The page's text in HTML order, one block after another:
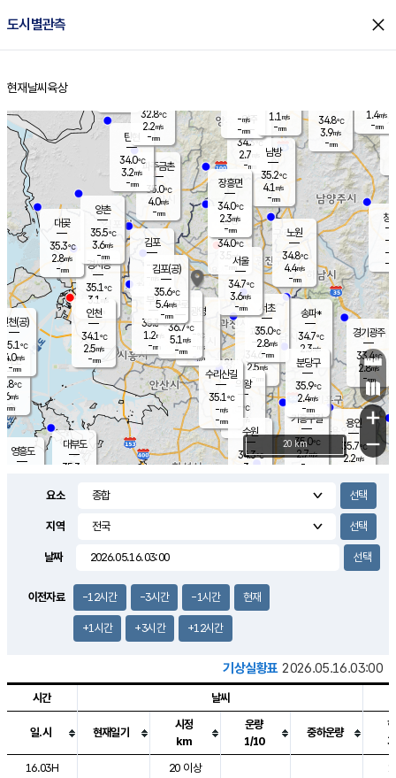
도시별관측 close
홈
현재날씨 육상
의도
℃
m/s
mm
영흥도
양주
34.3℃
2.7
-mm
과천
34.6℃
2.5m/s
- mm
용인
35.7℃
2.2m/s
경기광주
33.4℃
2.8m/s
-mm
2.7m/s
대부도
35.3
경서동
35.1℃
3.1 m/s
-mm
파주금촌
35.0℃
4.0m/s
-mm
34.8℃
3.9m/s
-mm
대곶
35.3℃
2.8m/s
-mm
창
-
-m/
-
탄현
34.0℃
3.2m/s
-mm
1.4m/s
-mm
의왕
- ℃
m/s
mm
김포
- ℃
-m/s
mm
광명
- ℃
-m/s
-mm
부천
35.3℃
1.2m/s
-mm
양촌
35.5℃
3.6m/s
-mm
구로
36.7℃
5.1 m/s
-mm
은평
34.0℃
3.5 m/s
- mm
노원
34.8℃
4.4m/s
-mm
송파*
34.7℃
2.3m/s
-mm
서초
35.0℃
2.8m/s
-mm
남방
35.2℃
4.1 m/s
-mm
기흥구갈
35.0℃
2.7m/s
-
수리산길
35.1℃
-m/s
-mm
분당구
35.9℃
2.4m/s
-mm
장흥면
34.0℃
2.3m/s
-mm
-m/s
-mm
인천(공)
35.1℃
4.0m/s
-mm
김포(공)
35.6℃
5.4m/s
-mm
수원
34.3℃
3 m/s
인천
34.1℃
2.5m/s
-mm
서울
34.7℃
3.6m/s
-mm
32.8℃
2.2m/s
-mm
1.1 m/s
-mm
+
−
20 km
요소
지역
날짜
이전자료 -12시간 -3시간 -1시간 현재
+1시간 +3시간 +12시간
기상실황표 2026.05.16.03:00
도시별 기상실황표로 지점, 날씨, 기온, 강수, 바람, 기압등을 안내한 표입
시간 날씨
일.시 현재일기
시정
km
운량
1/10
중하운량
16.03H
20 이상